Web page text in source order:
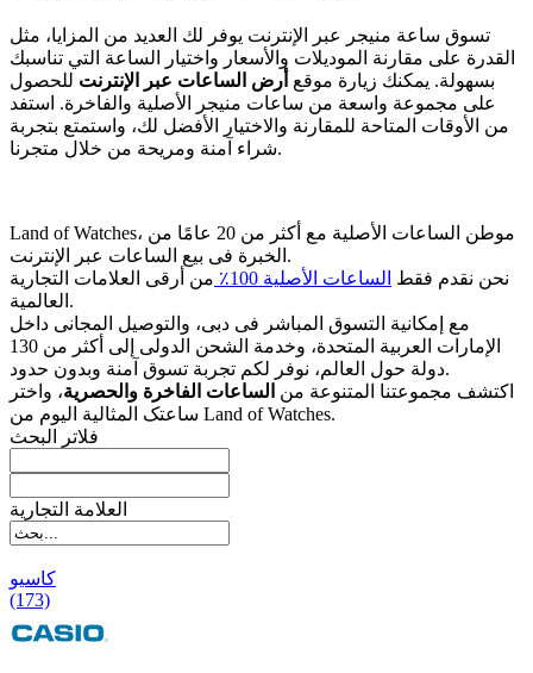
تسوق ساعة منیجر عبر الإنترنت يوفر لك العديد من المزايا، مثل
القدرة على مقارنة الموديلات والأسعار واختيار الساعة التي تناسبك
بسهولة. يمكنك زيارة موقع أرض الساعات عبر الإنترنت للحصول
على مجموعة واسعة من ساعات منیجر الأصلية والفاخرة. استفد
من الأوقات المتاحة للمقارنة والاختيار الأفضل لك، واستمتع بتجربة
شراء آمنة ومريحة من خلال متجرنا.
Land of Watches، موطن الساعات الأصلیة مع أکثر من 20 عامًا من
الخبرة فی بیع الساعات عبر الإنترنت.
نحن نقدم فقط الساعات الأصلیة 100٪
من أرقى العلامات التجاریة
العالمیة.
مع إمکانیة التسوق المباشر فی دبی، والتوصیل المجانی داخل
الإمارات العربیة المتحدة، وخدمة الشحن الدولی إلى أکثر من 130
دولة حول العالم، نوفر لکم تجربة تسوق آمنة وبدون حدود.
اکتشف مجموعتنا المتنوعة من الساعات الفاخرة والحصریة، واختر
ساعتک المثالیة الیوم من Land of Watches.
فلاتر البحث
العلامة التجارية
کاسیو
(173)